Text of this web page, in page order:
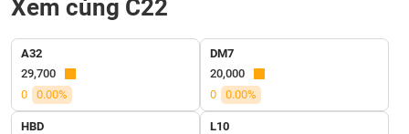
Xem cùng C22
A32
29,700
0
0.00%
DM7
20,000
0
0.00%
HBD
L10
DỊCH
VỤ
TRUYỀN
THÔNG